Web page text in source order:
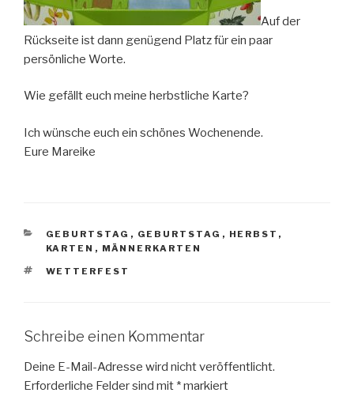
Auf der
Rückseite ist dann genügend Platz für ein paar
persönliche Worte.
Wie gefällt euch meine herbstliche Karte?
Ich wünsche euch ein schönes Wochenende.
Eure Mareike
KATEGORIEN
GEBURTSTAG , GEBURTSTAG , HERBST ,
KARTEN , MÄNNERKARTEN
SCHLAGWÖRTER
WETTERFEST
Schreibe einen Kommentar
Deine E-Mail-Adresse wird nicht veröffentlicht.
Erforderliche Felder sind mit *markiert